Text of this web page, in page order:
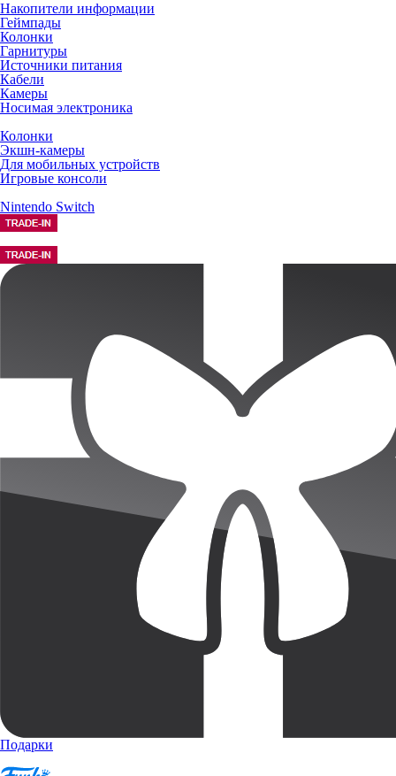
Накопители информации
Геймпады
Колонки
Гарнитуры
Источники питания
Кабели
Камеры
Носимая электроника
Колонки
Экшн-камеры
Для мобильных устройств
Игровые консоли
Nintendo Switch
Подарки